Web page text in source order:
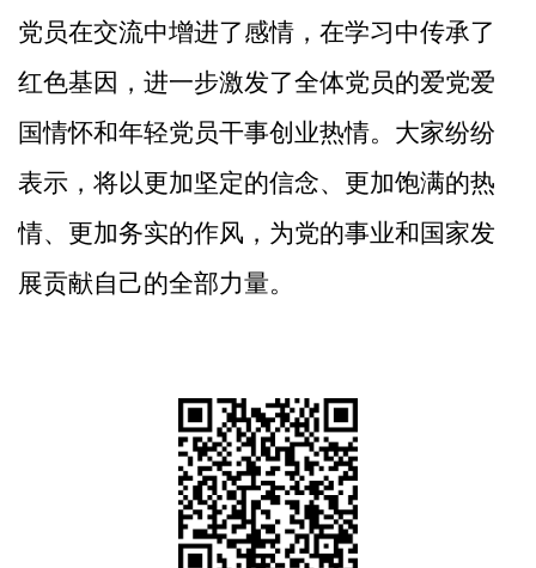
党员在交流中增进了感情，在学习中传承了
红色基因，进一步激发了全体党员的爱党爱
国情怀和年轻党员干事创业热情。大家纷纷
表示，将以更加坚定的信念、更加饱满的热
情、更加务实的作风，为党的事业和国家发
展贡献自己的全部力量。